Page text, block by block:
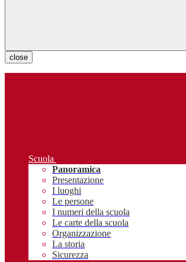
close
Scuola
Panoramica
Presentazione
I luoghi
Le persone
I numeri della scuola
Le carte della scuola
Organizzazione
La storia
Sicurezza